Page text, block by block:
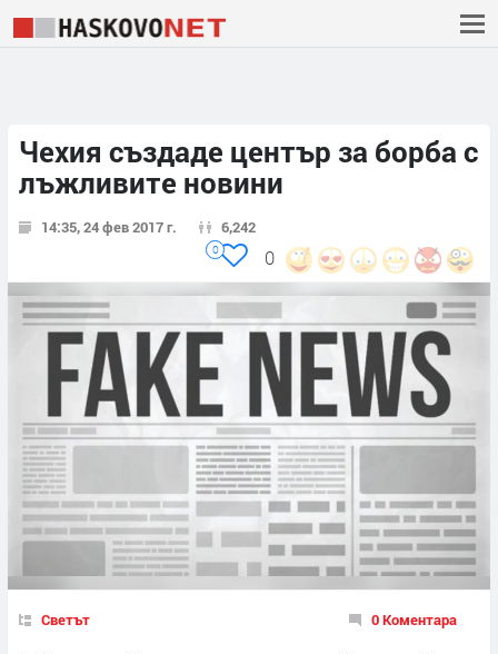
Чехия създаде център за борба с
лъжливите новини
14:35, 24 фев 2017 г. 6,242
0
0
Светът 0 Коментара